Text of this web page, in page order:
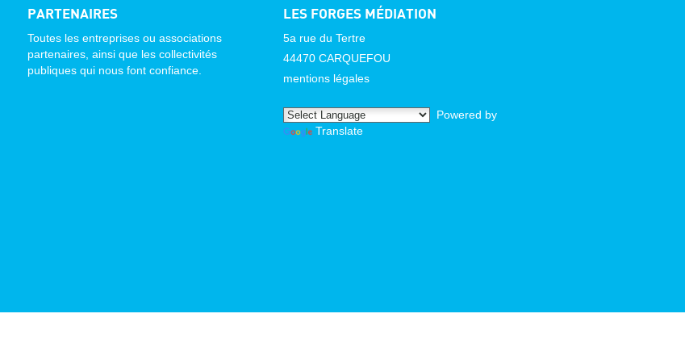
PARTENAIRES
Toutes les entreprises ou associations
partenaires, ainsi que les collectivités
publiques qui nous font confiance.
LES FORGES MÉDIATION
5a rue du Tertre
44470 CARQUEFOU
mentions légales
Powered by
Translate